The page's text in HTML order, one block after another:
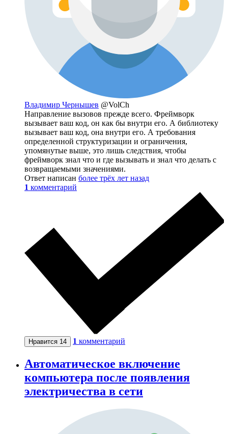
Владимир Чернышев @VolCh
Направление вызовов прежде всего. Фреймворк
вызывает ваш код, он как бы внутри его. А библиотеку
вызывает ваш код, она внутри его. А требования
определенной структуризации и ограничения,
упомянутые выше, это лишь следствия, чтобы
фреймворк знал что и где вызывать и знал что делать с
возвращаемыми значениями.
Ответ написан более трёх лет назад
1 комментарий
Нравится 14 1 комментарий
Автоматическое включение
компьютера после появления
электричества в сети